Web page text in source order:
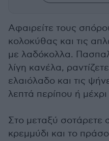
Αφαιρείτε τους
κολοκύθας και τις
με λαδόκολλα.
λίγη κανέλα,
ελαιόλαδο και τις
λεπτά περίπου ή
Στο μεταξύ σοτάρετε
κρεμμύδι και το